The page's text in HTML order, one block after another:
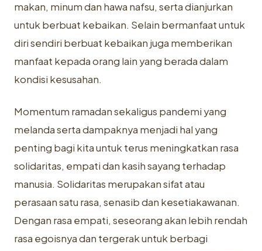
makan, minum dan hawa nafsu, serta dianjurkan
untuk berbuat kebaikan. Selain bermanfaat untuk
diri sendiri berbuat kebaikan juga memberikan
manfaat kepada orang lain yang berada dalam
kondisi kesusahan.
Momentum ramadan sekaligus pandemi yang
melanda serta dampaknya menjadi hal yang
penting bagi kita untuk terus meningkatkan rasa
solidaritas, empati dan kasih sayang terhadap
manusia. Solidaritas merupakan sifat atau
perasaan satu rasa, senasib dan kesetiakawanan.
Dengan rasa empati, seseorang akan lebih rendah
rasa egoisnya dan tergerak untuk berbagi